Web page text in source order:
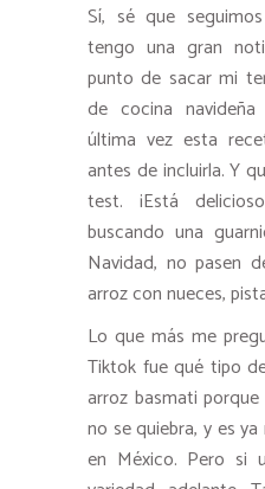
Sí, sé que
tengo una gran
punto de sacar mi
de cocina
última vez esta
antes de incluirla. Y
test. ¡Está
buscando una
Navidad, no pasen
arroz con nueces,
Lo que más me
Tiktok fue qué tipo
arroz basmati
no se quiebra, y es
en México. Pero si